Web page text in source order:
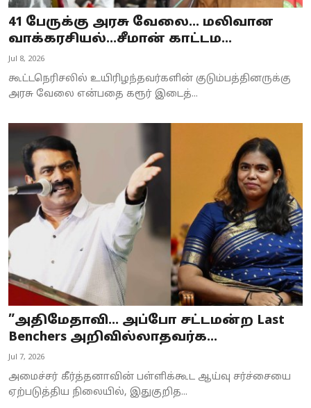
41 பேருக்கு அரசு வேலை… மலிவான
வாக்கரசியல்…சீமான் காட்டம...
Jul 8, 2026
கூட்டநெரிசலில் உயிரிழந்தவர்களின் குடும்பத்தினருக்கு
அரசு வேலை என்பதை கரூர் இடைத்...
”அதிமேதாவி… அப்போ சட்டமன்ற Last
Benchers அறிவில்லாதவர்க...
Jul 7, 2026
அமைச்சர் கீர்த்தனாவின் பள்ளிக்கூட ஆய்வு சர்ச்சையை
ஏற்படுத்திய நிலையில், இதுகுறித...